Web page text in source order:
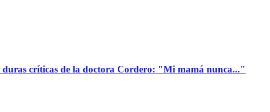
críticas de la doctora Cordero: "Mi mamá nunca..."